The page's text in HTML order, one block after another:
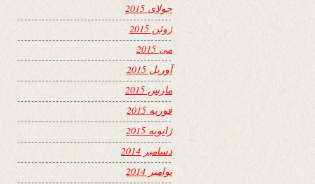
جولای 2015
ژوئن 2015
می 2015
آوریل 2015
مارس 2015
فوریه 2015
ژانویه 2015
دسامبر 2014
نوامبر 2014